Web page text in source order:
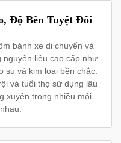
Độ Bền Tuyệt Đối
bánh xe di chuyển và
liệu cao cấp như
su và kim loại bền chắc.
và tuổi thọ sử dụng lâu
xuyên trong nhiều môi